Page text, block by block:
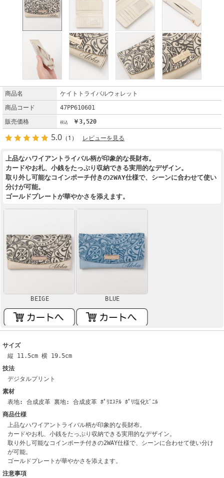
商品名
ケイトトライバルウォレット
商品コード
47PP610601
販売価格
￥3,520
5.0 （1） レビューを見る
上品なハワイアントライバル柄が印象的な長財布。
カードやお札、小銭をたっぷり収納できる実用的なデザイン。
取り外し可能なコインポーチ付きの2WAY仕様で、シーンに合わせて使い
分けが可能。
ゴールドプレートが華やかさを添えます。
BEIGE BLUE
サイズ
縦 11.5cm 横 19.5cm
技法
デジタルプリント
素材
表地: 合成皮革 裏地: 合成皮革 ﾎﾟﾘｴｽﾃﾙ ﾎﾟﾘ塩化ﾋﾞﾆﾙ
商品仕様
上品なハワイアントライバル柄が印象的な長財布。
カードやお札、小銭をたっぷり収納できる実用的なデザイン。
取り外し可能なコインポーチ付きの2WAY仕様で、シーンに合わせて使い分け
が可能。
ゴールドプレートが華やかさを添えます。
注意事項